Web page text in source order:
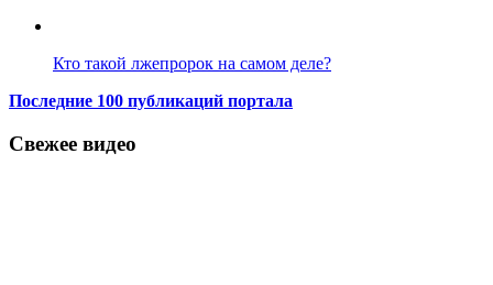
Кто такой лжепророк на самом деле?
Последние 100 публикаций портала
Свежее видео